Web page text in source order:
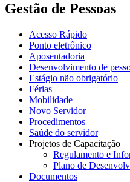
Gestão de Pessoas
Acesso Rápido
Ponto eletrônico
Aposentadoria
Desenvolvimento de
Estágio não obrigatório
Férias
Mobilidade
Novo Servidor
Procedimentos
Saúde do servidor
Projetos de Capacitação
Regulamento e
Plano de
Documentos